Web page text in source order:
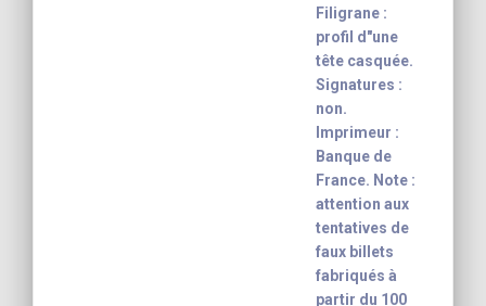
Filigrane :
profil d"une
tête casquée.
Signatures :
non.
Imprimeur :
Banque de
France. Note :
attention aux
tentatives de
faux billets
fabriqués à
partir du 100